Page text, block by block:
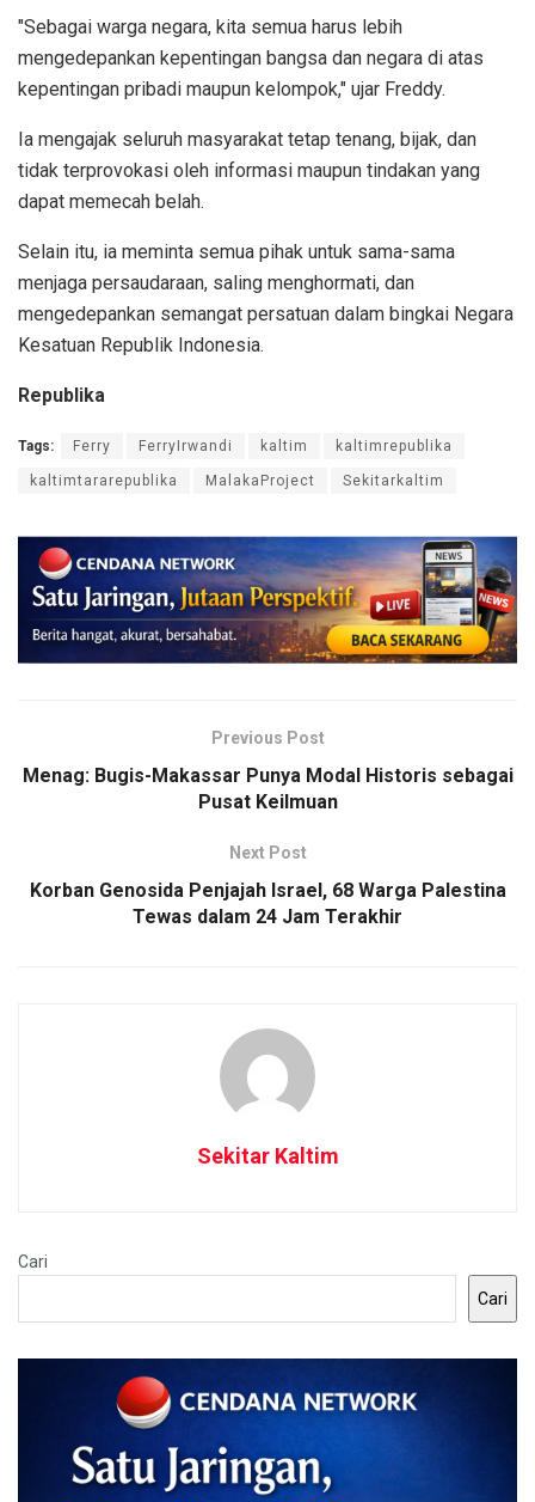
"Sebagai warga negara, kita semua harus lebih
mengedepankan kepentingan bangsa dan negara di atas
kepentingan pribadi maupun kelompok," ujar Freddy.
Ia mengajak seluruh masyarakat tetap tenang, bijak, dan
tidak terprovokasi oleh informasi maupun tindakan yang
dapat memecah belah.
Selain itu, ia meminta semua pihak untuk sama-sama
menjaga persaudaraan, saling menghormati, dan
mengedepankan semangat persatuan dalam bingkai Negara
Kesatuan Republik Indonesia.
Republika
Tags: Ferry FerryIrwandi kaltim kaltimrepublika
kaltimtararepublika MalakaProject Sekitarkaltim
Previous Post
Menag: Bugis-Makassar Punya Modal Historis sebagai
Pusat Keilmuan
Next Post
Korban Genosida Penjajah Israel, 68 Warga Palestina
Tewas dalam 24 Jam Terakhir
Sekitar Kaltim
Cari
Cari